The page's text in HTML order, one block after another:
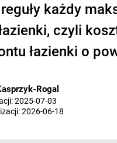
każdy
czyli
łazienki o
Rogal
2025-07-03
2026-06-18